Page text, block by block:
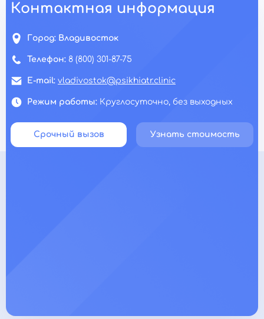
Контактная информация
Город: Владивосток
Телефон: 8 (800) 301-87-75
E-mail: vladivostok@psikhiatr.clinic
Режим работы: Круглосуточно, без выходных
Срочный вызов Узнать стоимость